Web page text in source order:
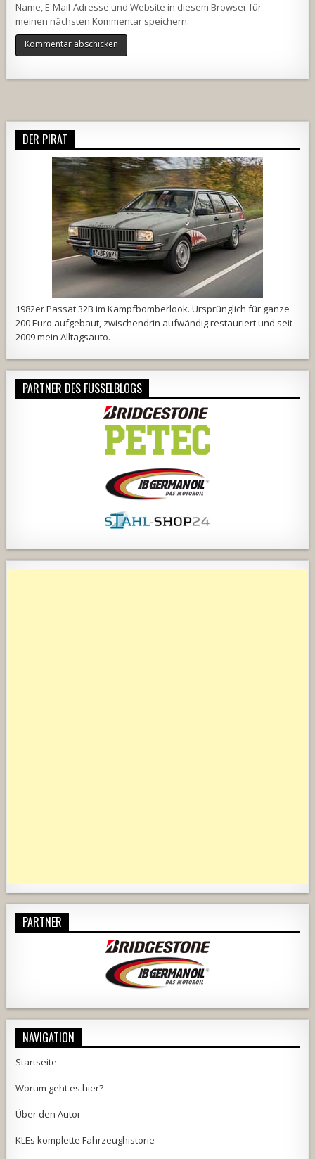
Name, E-Mail-Adresse und Website in diesem Browser für
meinen nächsten Kommentar speichern.
DER PIRAT
1982er Passat 32B im Kampfbomberlook. Ursprünglich für ganze
200 Euro aufgebaut, zwischendrin aufwändig restauriert und seit
2009 mein Alltagsauto.
PARTNER DES FUSSELBLOGS
PARTNER
NAVIGATION
Startseite
Worum geht es hier?
Über den Autor
KLEs komplette Fahrzeughistorie